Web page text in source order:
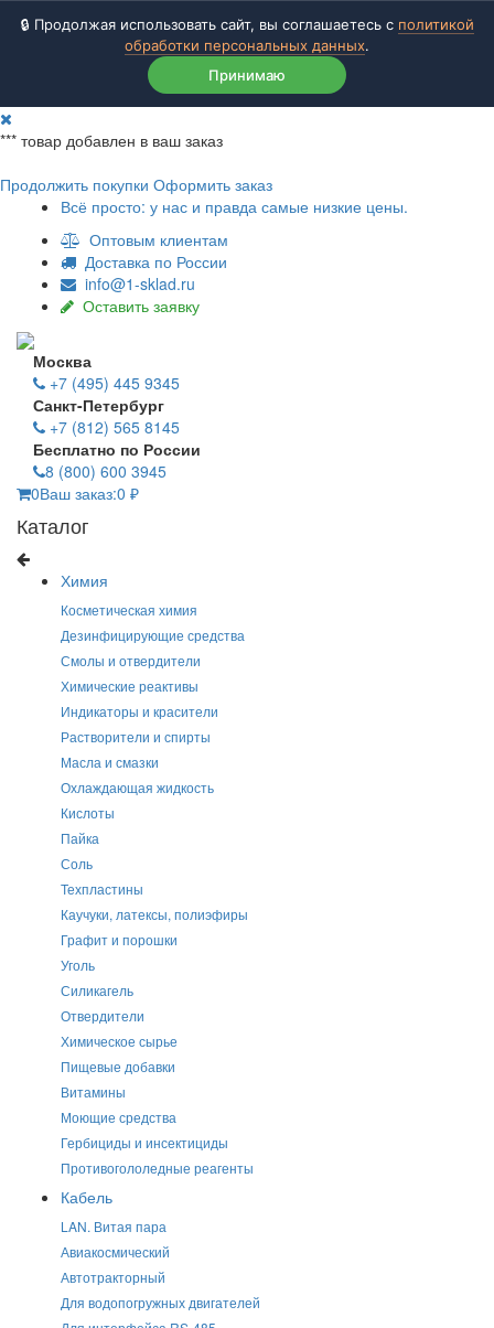
🔒 Продолжая использовать сайт, вы соглашаетесь с политикой
обработки персональных данных.
Принимаю
*** товар добавлен в ваш заказ
Продолжить покупки Оформить заказ
Всё просто: у нас и правда самые низкие цены.
Оптовым клиентам
Доставка по России
info@1-sklad.ru
Оставить заявку
Москва
+7 (495) 445 9345
Санкт-Петербург
+7 (812) 565 8145
Бесплатно по России
8 (800) 600 3945
0Ваш заказ:0 ₽
Каталог
Химия
Косметическая химия
Дезинфицирующие средства
Смолы и отвердители
Химические реактивы
Индикаторы и красители
Растворители и спирты
Масла и смазки
Охлаждающая жидкость
Кислоты
Пайка
Соль
Техпластины
Каучуки, латексы, полиэфиры
Графит и порошки
Уголь
Силикагель
Отвердители
Химическое сырье
Пищевые добавки
Витамины
Моющие средства
Гербициды и инсектициды
Противогололедные реагенты
Кабель
LAN. Витая пара
Авиакосмический
Автотракторный
Для водопогружных двигателей